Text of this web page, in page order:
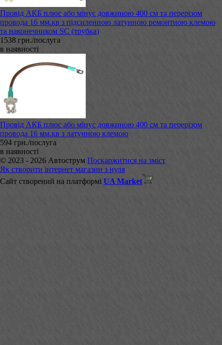
Провід АКБ плюс або мінус довжиною 400 см та перерізом
провода 16 мм.кв з підсиленною латунною ремонтною клемою
та наконечником SC (трубка)
1538 грн./послуга
в наявності
Провід АКБ плюс або мінус довжиною 400 см та перерізом
провода 16 мм.кв з латунною клемою
594 грн./послуга
в наявності
© 2023 - 2026 Автострум Поскаржитися на зміст
Як створити інтернет магазин з нуля
Сайт створений на платформі UA Market